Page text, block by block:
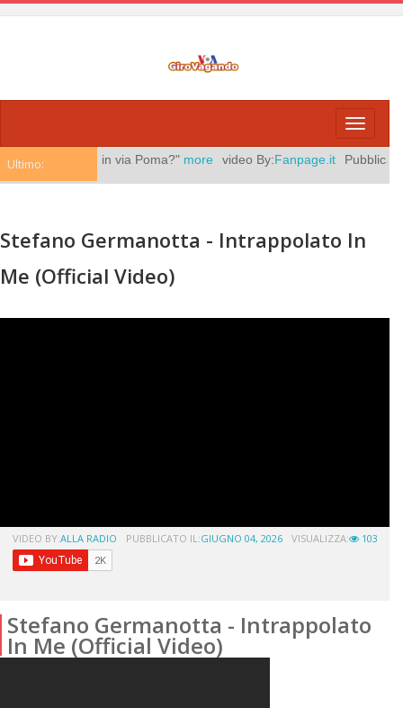
Toggle
Ultimo:
era sola in via Poma?" more video By:Fanpage.it Pubblicato il:
Stefano Germanotta - Intrappolato In
Me (Official Video)
VIDEO BY:ALLA RADIO PUBBLICATO IL:GIUGNO 04, 2026 VISUALIZZA: 103
Stefano Germanotta - Intrappolato
In Me (Official Video)